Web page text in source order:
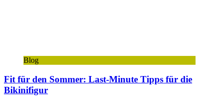
Blog
Fit für den Sommer: Last-Minute Tipps für die
Bikinifigur